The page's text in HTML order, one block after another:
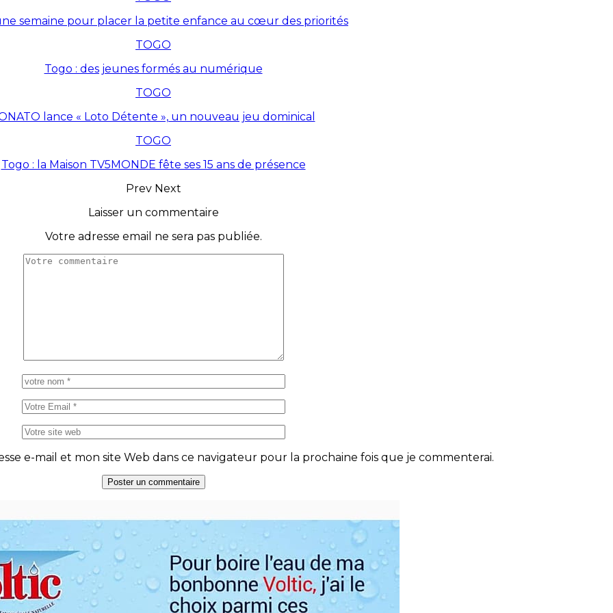
semaine pour placer la petite enfance au cœur des priorités
TOGO
Togo : des jeunes formés au numérique
TOGO
lance « Loto Détente », un nouveau jeu dominical
TOGO
Togo : la Maison TV5MONDE fête ses 15 ans de présence
Prev Next
Laisser un commentaire
Votre adresse email ne sera pas publiée.
e-mail et mon site Web dans ce navigateur pour la prochaine fois que je commenterai.